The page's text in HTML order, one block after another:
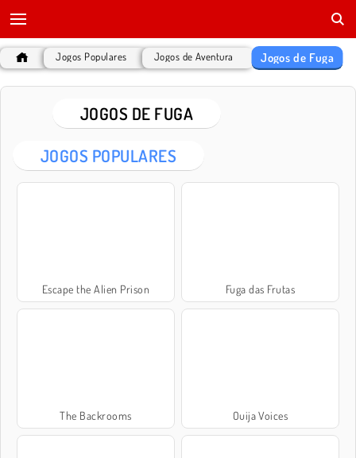
Jogos Populares Jogos de Aventura Jogos de Fuga
JOGOS DE FUGA
JOGOS POPULARES
Escape the Alien Prison Fuga das Frutas
The Backrooms Ouija Voices